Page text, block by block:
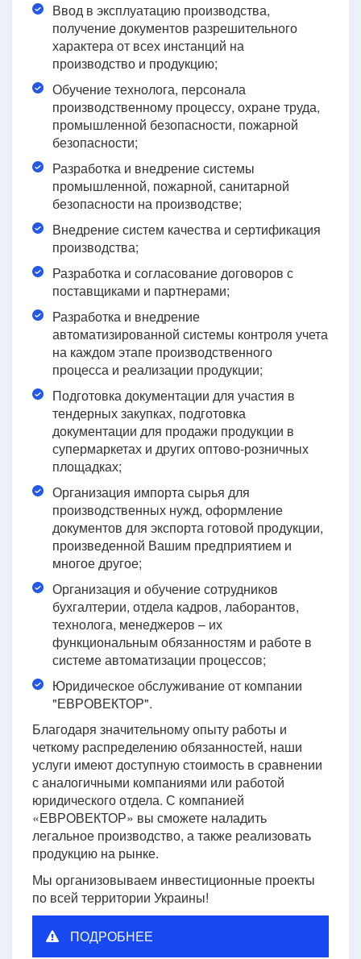
Ввод в эксплуатацию производства,
получение документов разрешительного
характера от всех инстанций на
производство и продукцию;
Обучение технолога, персонала
производственному процессу, охране труда,
промышленной безопасности, пожарной
безопасности;
Разработка и внедрение системы
промышленной, пожарной, санитарной
безопасности на производстве;
Внедрение систем качества и сертификация
производства;
Разработка и согласование договоров с
поставщиками и партнерами;
Разработка и внедрение
автоматизированной системы контроля учета
на каждом этапе производственного
процесса и реализации продукции;
Подготовка документации для участия в
тендерных закупках, подготовка
документации для продажи продукции в
супермаркетах и других оптово-розничных
площадках;
Организация импорта сырья для
производственных нужд, оформление
документов для экспорта готовой продукции,
произведенной Вашим предприятием и
многое другое;
Организация и обучение сотрудников
бухгалтерии, отдела кадров, лаборантов,
технолога, менеджеров – их
функциональным обязанностям и работе в
системе автоматизации процессов;
Юридическое обслуживание от компании
"ЕВРОВЕКТОР".
Благодаря значительному опыту работы и
четкому распределению обязанностей, наши
услуги имеют доступную стоимость в сравнении
с аналогичными компаниями или работой
юридического отдела. С компанией
«ЕВРОВЕКТОР» вы сможете наладить
легальное производство, а также реализовать
продукцию на рынке.
Мы организовываем инвестиционные проекты
по всей территории Украины!
ПОДРОБНЕЕ